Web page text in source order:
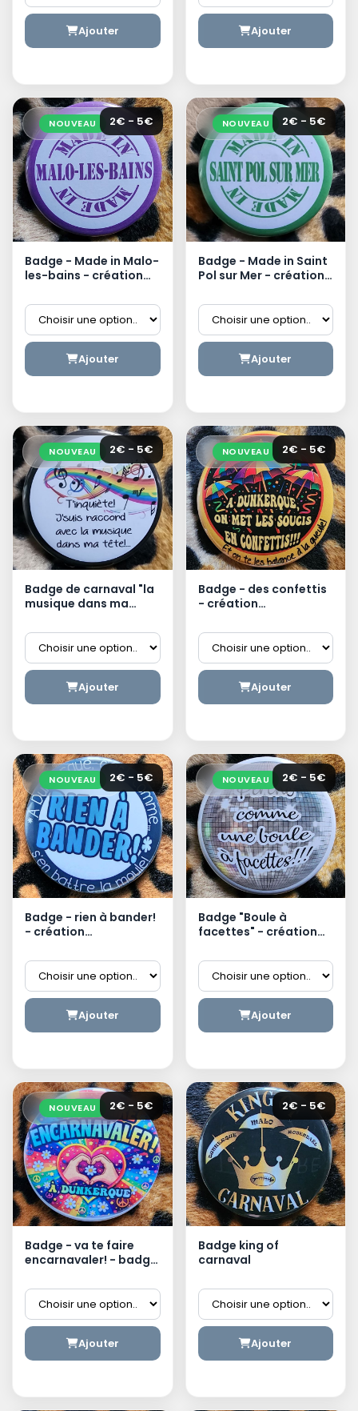
Ajouter Ajouter
NOUVEAU 2€ - 5€
Badge - Made in Malo-
les-bains - création
Ajouter
NOUVEAU 2€ - 5€
Badge - Made in Saint
Pol sur Mer - création
Ajouter
NOUVEAU 2€ - 5€
Badge de carnaval "la
musique dans ma
dunkerquoise
Ajouter
NOUVEAU 2€ - 5€
Badge - des confettis
- création
Ajouter
NOUVEAU 2€ - 5€
Badge - rien à bander!
- création
Ajouter
NOUVEAU 2€ - 5€
Badge "Boule à
facettes" - création
Ajouter
NOUVEAU 2€ - 5€
Badge - va te faire
encarnavaler! - badge
Ajouter
2€ - 5€
Badge king of
carnaval
Ajouter